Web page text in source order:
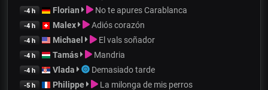
-4 h Florian No te apures Carablanca
-4 h Malex Adiós corazón
-4 h Michael El vals soñador
-4 h Tamás Mandria
-4 h Vlada Demasiado tarde
-5 h Philippe La milonga de mis perros